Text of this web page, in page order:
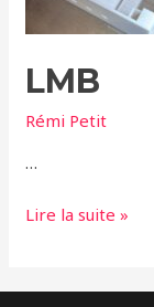
LMB
Rémi Petit
…
Lire la suite »